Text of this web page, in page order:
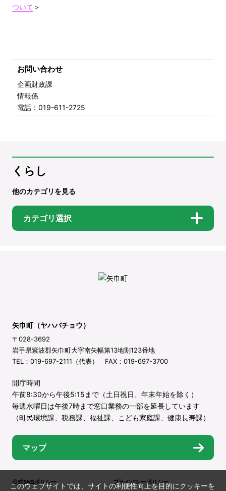
ついて ＞
お問い合わせ
企画財政課
情報係
電話 ：019-611-2725
くらし
他のカテゴリを見る
カテゴリ選択
矢巾町（ヤハバチョウ）
〒028-3692
岩手県紫波郡矢巾町大字南矢幅第13地割123番地
TEL：019-697-2111（代表） FAX：019-697-3700
開庁時間
午前8:30から午後5:15まで（土日祝日、年末年始を除く）
毎週水曜日は午後7時まで窓口業務の一部を延長しています
（町民環境課、税務課、福祉課、こども家庭課、健康長寿課）
マップ
公式SNSポリシー プライバシーポリシー
このウェブサイトでは、サイトの利便性向上を目的にクッキーを